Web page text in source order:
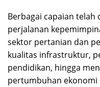
Berbagai capaian
perjalanan
sektor pertanian dan
kualitas infrastruktur,
pendidikan, hingga
pertumbuhan ekonomi